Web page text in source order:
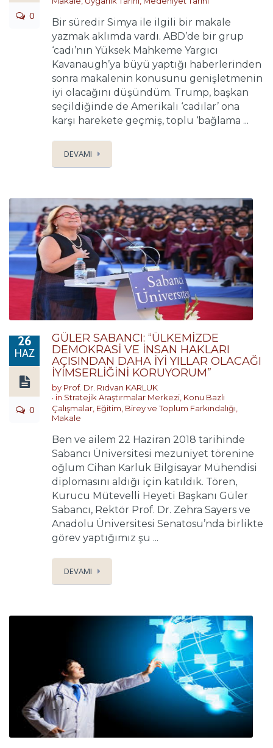
0
Bir süredir Simya ile ilgili bir makale
yazmak aklımda vardı. ABD’de bir grup
‘cadı’nın Yüksek Mahkeme Yargıcı
Kavanaugh’ya büyü yaptığı haberlerinden
sonra makalenin konusunu genişletmenin
iyi olacağını düşündüm. Trump, başkan
seçildiğinde de Amerikalı ‘cadılar’ ona
karşı harekete geçmiş, toplu ‘bağlama ...
DEVAMI
26
HAZ
0
GÜLER SABANCI: “ÜLKEMİZDE
DEMOKRASİ VE İNSAN HAKLARI
AÇISINDAN DAHA İYİ YILLAR OLACAĞI
İYİMSERLİĞİNİ KORUYORUM”
by Prof. Dr. Rıdvan KARLUK
in Stratejik Araştırmalar Merkezi Konu Bazlı
Çalışmalar Eğitim, Birey ve Toplum Farkındalığı
Makale
Ben ve ailem 22 Haziran 2018 tarihinde
Sabancı Üniversitesi mezuniyet törenine
oğlum Cihan Karluk Bilgisayar Mühendisi
diplomasını aldığı için katıldık. Tören,
Kurucu Mütevelli Heyeti Başkanı Güler
Sabancı, Rektör Prof. Dr. Zehra Sayers ve
Anadolu Üniversitesi Senatosu’nda birlikte
görev yaptığımız şu ...
DEVAMI